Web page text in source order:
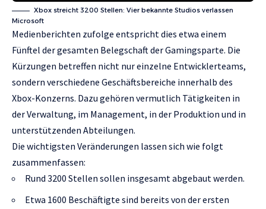
Xbox streicht 3200 Stellen: Vier bekannte Studios verlassen
Microsoft
Medienberichten zufolge entspricht dies etwa einem
Fünftel der gesamten Belegschaft der Gamingsparte. Die
Kürzungen betreffen nicht nur einzelne Entwicklerteams,
sondern verschiedene Geschäftsbereiche innerhalb des
Xbox-Konzerns. Dazu gehören vermutlich Tätigkeiten in
der Verwaltung, im Management, in der Produktion und in
unterstützenden Abteilungen.
Die wichtigsten Veränderungen lassen sich wie folgt
zusammenfassen:
Rund 3200 Stellen sollen insgesamt abgebaut werden.
Etwa 1600 Beschäftigte sind bereits von der ersten